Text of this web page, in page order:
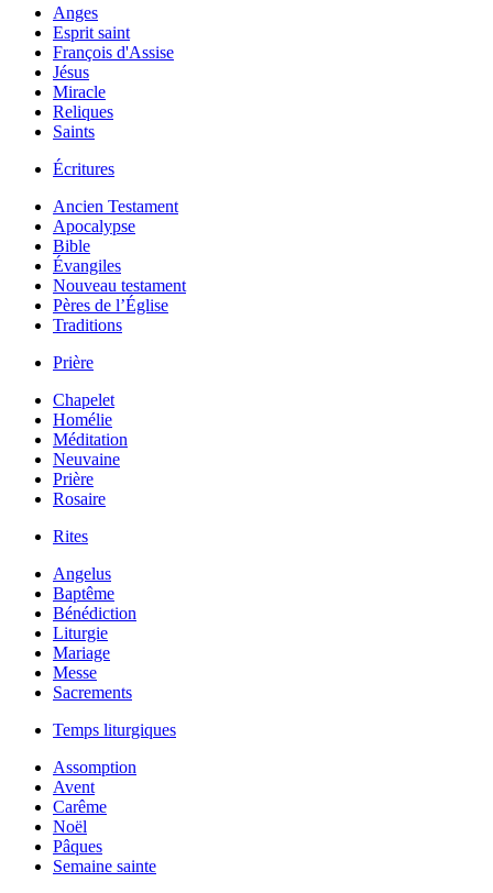
Anges
Esprit saint
François d'Assise
Jésus
Miracle
Reliques
Saints
Écritures
Ancien Testament
Apocalypse
Bible
Évangiles
Nouveau testament
Pères de l’Église
Traditions
Prière
Chapelet
Homélie
Méditation
Neuvaine
Prière
Rosaire
Rites
Angelus
Baptême
Bénédiction
Liturgie
Mariage
Messe
Sacrements
Temps liturgiques
Assomption
Avent
Carême
Noël
Pâques
Semaine sainte